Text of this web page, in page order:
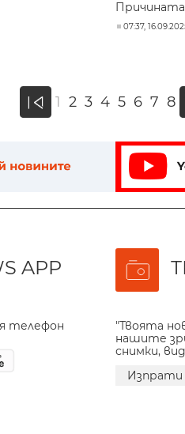
Причината
07:37,
« 1 2 3 4 5 6 7 8
APP
телефон
"Твоята
нашите
снимки,
Изпрати